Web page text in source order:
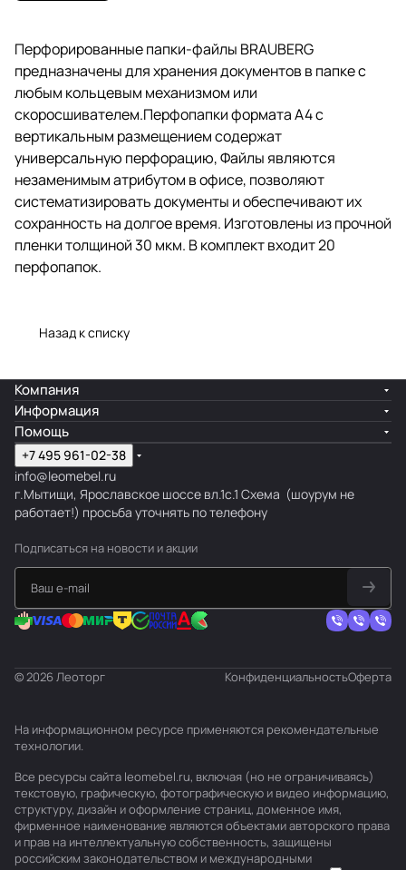
обеспечивают их сохранность
на долгое время. Изготовлены
из прочной пленки толщиной 30
мкм. В комплект входит 20
Перфорированные папки-файлы BRAUBERG
предназначены для хранения документов в папке с
любым кольцевым механизмом или
скоросшивателем.Перфопапки формата А4 с
вертикальным размещением содержат
универсальную перфорацию, Файлы являются
незаменимым атрибутом в офисе, позволяют
систематизировать документы и обеспечивают их
сохранность на долгое время. Изготовлены из прочной
пленки толщиной 30 мкм. В комплект входит 20
перфопапок.
Назад к списку
Компания
Информация
Помощь
+7 495 961-02-38
info@leomebel.ru
г.Мытищи, Ярославское шоссе вл.1с.1 Схема (шоурум не
работает!) просьба уточнять по телефону
Подписаться на новости и акции
© 2026 Леоторг КонфиденциальностьОферта
На информационном ресурсе применяются рекомендательные
технологии.
Все ресурсы сайта leomebel.ru, включая (но не ограничиваясь)
текстовую, графическую, фотографическую и видео информацию,
структуру, дизайн и оформление страниц, доменное имя,
фирменное наименование являются объектами авторского права
и прав на интеллектуальную собственность, защищены
российским законодательством и международными